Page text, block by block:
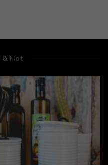
& Hot